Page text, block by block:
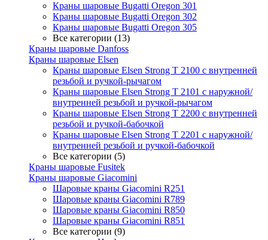
Краны шаровые Bugatti Oregon 301
Краны шаровые Bugatti Oregon 302
Краны шаровые Bugatti Oregon 305
Все категории (13)
Краны шаровые Danfoss
Краны шаровые Elsen
Краны шаровые Elsen Strong T 2100 с внутренней
резьбой и ручкой-рычагом
Краны шаровые Elsen Strong T 2101 с наружной/
внутренней резьбой и ручкой-рычагом
Краны шаровые Elsen Strong T 2200 с внутренней
резьбой и ручкой-бабочкой
Краны шаровые Elsen Strong T 2201 с наружной/
внутренней резьбой и ручкой-бабочкой
Все категории (5)
Краны шаровые Fusitek
Краны шаровые Giacomini
Шаровые краны Giacomini R251
Шаровые краны Giacomini R789
Шаровые краны Giacomini R850
Шаровые краны Giacomini R851
Все категории (9)